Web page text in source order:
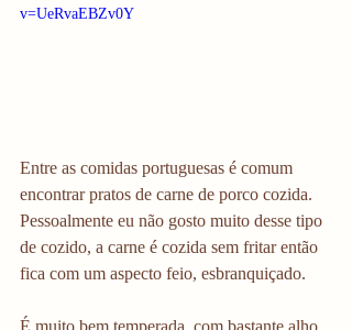
v=UeRvaEBZv0Y
Entre as comidas portuguesas é comum
encontrar pratos de carne de porco cozida.
Pessoalmente eu não gosto muito desse tipo
de cozido, a carne é cozida sem fritar então
fica com um aspecto feio, esbranquiçado.
É muito bem temperada, com bastante alho